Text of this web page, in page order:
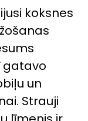
koksnes
gatavo
un
Strauji